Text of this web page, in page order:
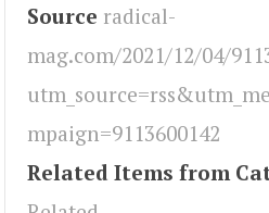
Source radical-
mag.com/2021/12/04/
mpaign=9113600142
Related Items from